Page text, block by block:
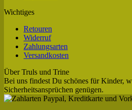
Wichtiges
Retouren
Widerruf
Zahlungsarten
Versandkosten
Über Truls und Trine
Bei uns findest Du schönes für Kinder,
Sicherheitsansprüchen genügen.